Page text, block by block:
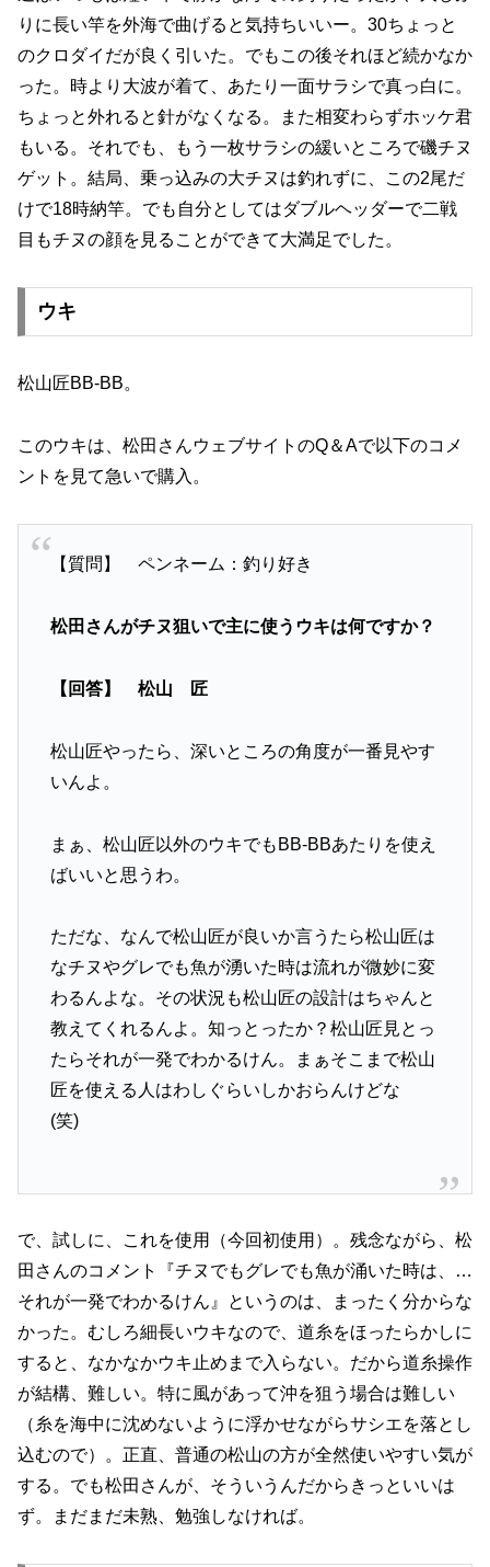
りに長い竿を外海で曲げると気持ちいいー。30ちょっと
のクロダイだが良く引いた。でもこの後それほど続かなか
った。時より大波が着て、あたり一面サラシで真っ白に。
ちょっと外れると針がなくなる。また相変わらずホッケ君
もいる。それでも、もう一枚サラシの緩いところで磯チヌ
ゲット。結局、乗っ込みの大チヌは釣れずに、この2尾だ
けで18時納竿。でも自分としてはダブルヘッダーで二戦
目もチヌの顔を見ることができて大満足でした。
ウキ
松山匠BB-BB。
このウキは、松田さんウェブサイトのQ＆Aで以下のコメ
ントを見て急いで購入。
【質問】 ペンネーム：釣り好き
松田さんがチヌ狙いで主に使うウキは何ですか？
【回答】 松山 匠
松山匠やったら、深いところの角度が一番見やす
いんよ。
まぁ、松山匠以外のウキでもBB-BBあたりを使え
ばいいと思うわ。
ただな、なんで松山匠が良いか言うたら松山匠は
なチヌやグレでも魚が湧いた時は流れが微妙に変
わるんよな。その状況も松山匠の設計はちゃんと
教えてくれるんよ。知っとったか？松山匠見とっ
たらそれが一発でわかるけん。まぁそこまで松山
匠を使える人はわしぐらいしかおらんけどな
(笑)
で、試しに、これを使用（今回初使用）。残念ながら、松
田さんのコメント『チヌでもグレでも魚が涌いた時は、…
それが一発でわかるけん』というのは、まったく分からな
かった。むしろ細長いウキなので、道糸をほったらかしに
すると、なかなかウキ止めまで入らない。だから道糸操作
が結構、難しい。特に風があって沖を狙う場合は難しい
（糸を海中に沈めないように浮かせながらサシエを落とし
込むので）。正直、普通の松山の方が全然使いやすい気が
する。でも松田さんが、そういうんだからきっといいは
ず。まだまだ未熟、勉強しなければ。